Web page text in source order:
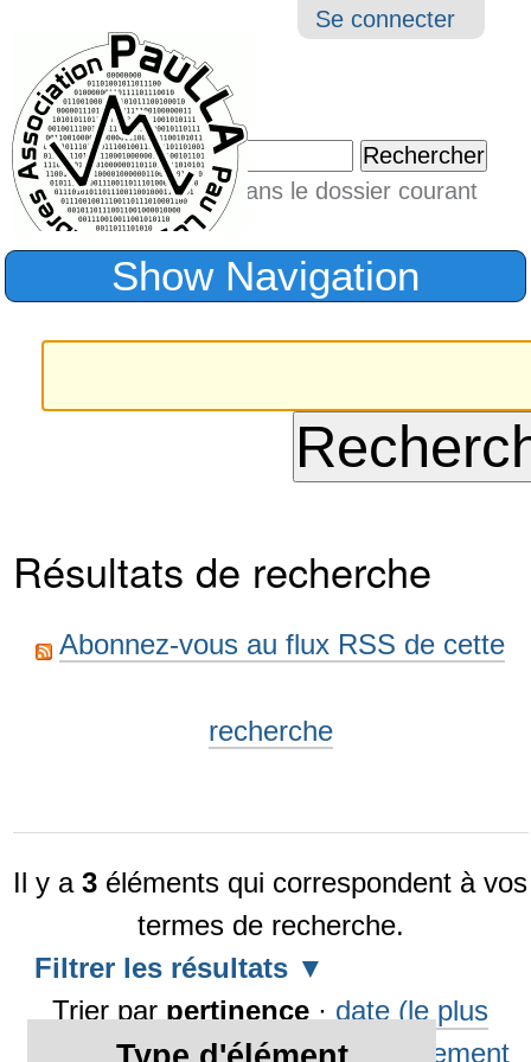
Outils
Se connecter
Chercher par
Seulement dans le dossier courant
Recherche
Show Navigation
Résultats de recherche
Abonnez-vous au flux RSS de cette
recherche
Il y a3 éléments qui correspondent à vos
termes de recherche.
Filtrer les résultats
Trier par pertinence · date (le plus
récent en premier) · alphabétiquement